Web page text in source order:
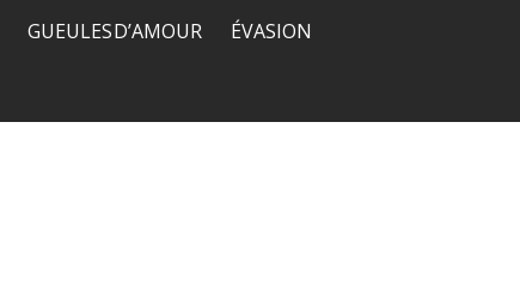
GUEULES D’AMOUR ÉVASION